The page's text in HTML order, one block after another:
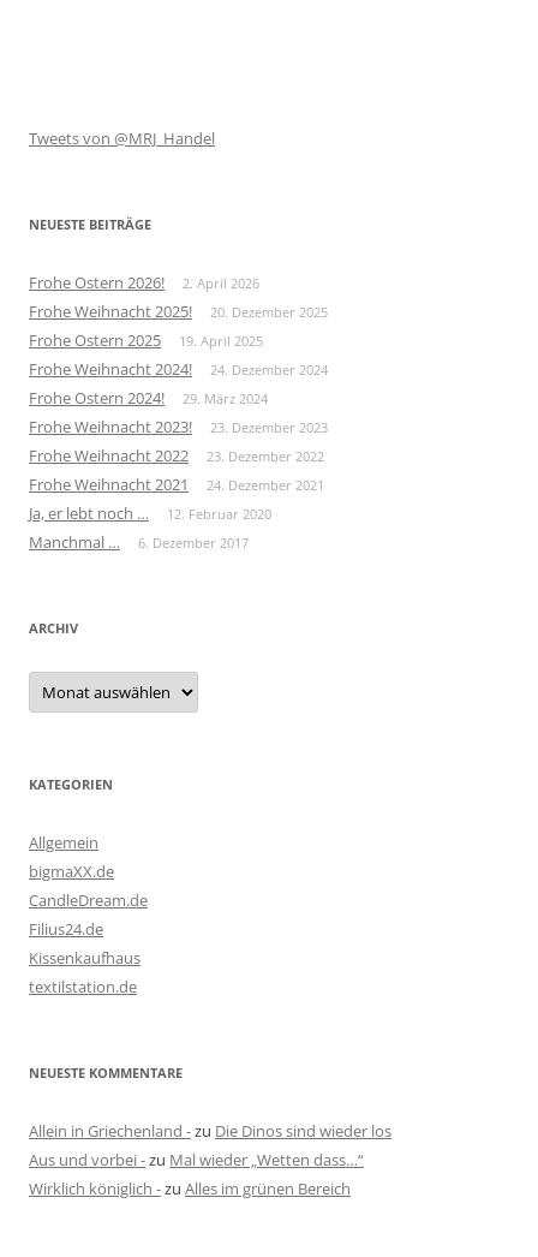
Tweets von @MRJ_Handel
NEUESTE BEITRÄGE
Frohe Ostern 2026! 2. April 2026
Frohe Weihnacht 2025! 20. Dezember 2025
Frohe Ostern 2025 19. April 2025
Frohe Weihnacht 2024! 24. Dezember 2024
Frohe Ostern 2024! 29. März 2024
Frohe Weihnacht 2023! 23. Dezember 2023
Frohe Weihnacht 2022 23. Dezember 2022
Frohe Weihnacht 2021 24. Dezember 2021
Ja, er lebt noch … 12. Februar 2020
Manchmal … 6. Dezember 2017
ARCHIV
Archiv
KATEGORIEN
Allgemein
bigmaXX.de
CandleDream.de
Filius24.de
Kissenkaufhaus
textilstation.de
NEUESTE KOMMENTARE
Allein in Griechenland -zu Die Dinos sind wieder los
Aus und vorbei -zu Mal wieder „Wetten dass…“
Wirklich königlich -zu Alles im grünen Bereich